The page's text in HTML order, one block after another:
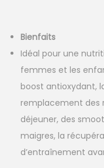
Bienfaits
Idéal pour une
femmes et les
boost antioxydant,
remplacement des
déjeuner, des
maigres, la
d’entraînement